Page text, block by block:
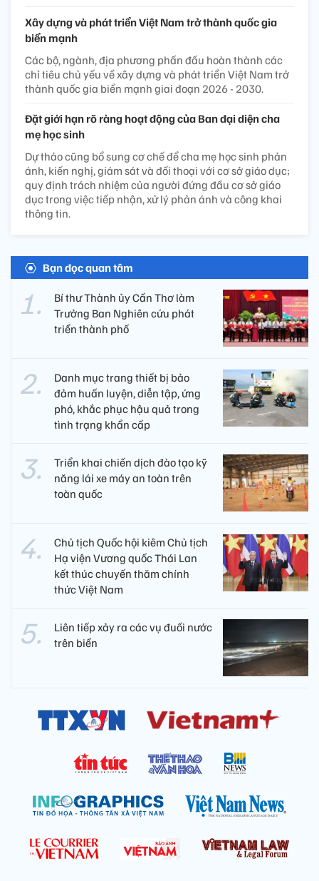
Xây dựng và phát triển Việt Nam trở thành quốc gia
biển mạnh
Các bộ, ngành, địa phương phấn đấu hoàn thành các
chỉ tiêu chủ yếu về xây dựng và phát triển Việt Nam trở
thành quốc gia biển mạnh giai đoạn 2026 - 2030.
Đặt giới hạn rõ ràng hoạt động của Ban đại diện cha
mẹ học sinh
Dự thảo cũng bổ sung cơ chế để cha mẹ học sinh phản
ánh, kiến nghị, giám sát và đối thoại với cơ sở giáo dục;
quy định trách nhiệm của người đứng đầu cơ sở giáo
dục trong việc tiếp nhận, xử lý phản ánh và công khai
thông tin.
Bạn đọc quan tâm
Bí thư Thành ủy Cần Thơ làm
Trưởng Ban Nghiên cứu phát
triển thành phố
Danh mục trang thiết bị bảo
đảm huấn luyện, diễn tập, ứng
phó, khắc phục hậu quả trong
tình trạng khẩn cấp
Triển khai chiến dịch đào tạo kỹ
năng lái xe máy an toàn trên
toàn quốc
Chủ tịch Quốc hội kiêm Chủ tịch
Hạ viện Vương quốc Thái Lan
kết thúc chuyến thăm chính
thức Việt Nam
Liên tiếp xảy ra các vụ đuối nước
trên biển